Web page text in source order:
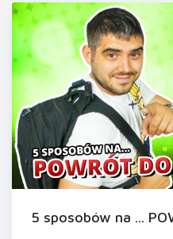
5 sposobów na ...